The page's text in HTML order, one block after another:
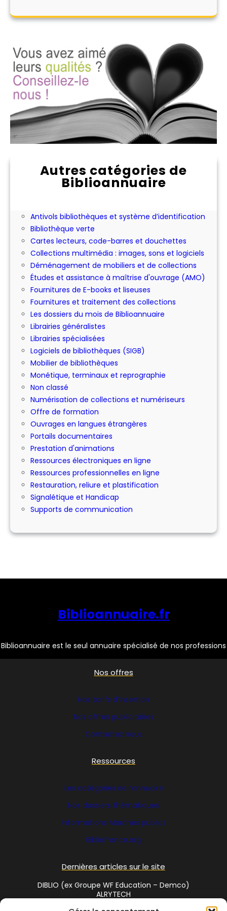
Autres catégories de
Biblioannuaire
Abonnement aux périodiques
Antivols bibliothèques et système d’identification
Bibliothèque verte
Cartes lecteurs, code-barres et douchettes
Collections multimédia : images, sons et logiciels
Déménagement de mobiliers et de collections
Études et assistance à maîtrise d'ouvrage (AMO)
Fournitures de E-books et liseuses
Fournitures et traitement des collections
Les dossiers du mois de Biblioannuaire
Librairies généralistes
Librairies spécialisées
Logiciels de bibliothèques (SIGB)
Mobilier de bibliothèques
Monétique, terminaux et reprographie
Non classé
Numérisation de collections et numériseurs
Offre de formation
Ouvrages en langues étrangères
Portails documentaires
Prestation d'animations
Ressources électroniques en ligne
Ressources professionnelles en ligne
Restauration, reliure et plastification
Signalétique et Handicap
Supports de communication
Biblioannuaire.fr
Biblioannuaire est le seul annuaire spécialisé de nos professions
Nos offres
Nos tarifs d’insertion
Nos offres publicitaires
Contactez nous
Ressources
Les catégories de l’annuaire
Nos dossiers thématiques
Informations Marchés publics
Bibliofrance.org
Dernières articles sur le site
DIBLIO (ex Groupe WF Education – Demco)
ALRYTECH